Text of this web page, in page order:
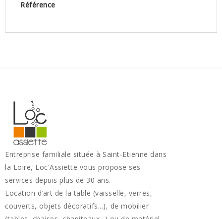
Référence
Entreprise familiale située à Saint-Etienne dans
la Loire, Loc'Assiette vous propose ses
services depuis plus de 30 ans.
Location d’art de la table (vaisselle, verres,
couverts, objets décoratifs...), de mobilier